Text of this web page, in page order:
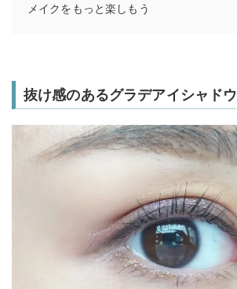
メイクをもっと楽しもう
抜け感のあるグラデアイシャドウ